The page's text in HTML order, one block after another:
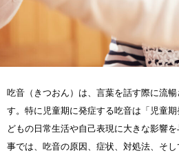
吃音（きつおん）は、言葉を話す際に流
す。特に児童期に発症する吃音は「児童
どもの日常生活や自己表現に大きな影響
事では、吃音の原因、症状、対処法、そ